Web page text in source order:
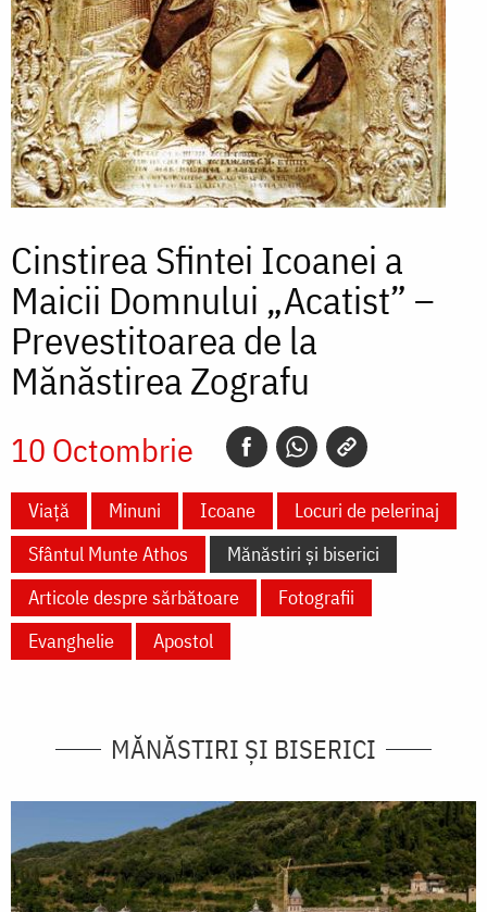
Cinstirea Sfintei Icoanei a
Maicii Domnului „Acatist” –
Prevestitoarea de la
Mănăstirea Zografu
10 Octombrie
Viață Minuni Icoane
Locuri de pelerinaj
Sfântul Munte Athos
Mănăstiri și biserici
Articole despre sărbătoare
Fotografii
Evanghelie
Apostol
MĂNĂSTIRI ȘI BISERICI